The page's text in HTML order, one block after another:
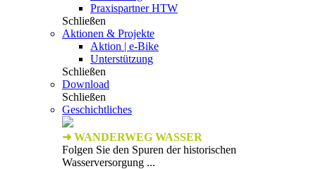
Praxispartner HTW
Schließen
Aktionen & Projekte
Aktion | e-Bike
Unterstützung
Schließen
Download
Schließen
Geschichtliches
➜ WANDERWEG WASSER
Folgen Sie den Spuren der historischen
Wasserversorgung ...